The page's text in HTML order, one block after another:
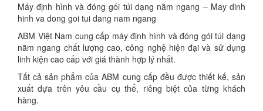
Máy định hình và đóng gói túi dạng nằm ngang – May dinh
hinh va dong goi tui dang nam ngang
ABM Việt Nam cung cấp máy định hình và đóng gói túi dạng
nằm ngang chất lượng cao, công nghệ hiện đại và sử dụng
linh kiện cao cấp với giá thành hợp lý nhất.
Tất cả sản phẩm của ABM cung cấp đều được thiết kế, sản
xuất dựa trên yêu cầu cụ thể, riêng biệt của từng khách
hàng.